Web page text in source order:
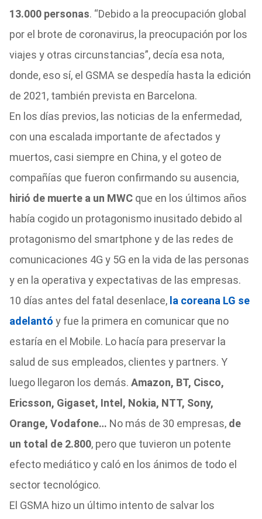
13.000 personas. “Debido a la preocupación global
por el brote de coronavirus, la preocupación por los
viajes y otras circunstancias”, decía esa nota,
donde, eso sí, el GSMA se despedía hasta la edición
de 2021, también prevista en Barcelona.
En los días previos, las noticias de la enfermedad,
con una escalada importante de afectados y
muertos, casi siempre en China, y el goteo de
compañías que fueron confirmando su ausencia,
hirió de muerte a un MWCque en los últimos años
había cogido un protagonismo inusitado debido al
protagonismo del smartphone y de las redes de
comunicaciones 4G y 5G en la vida de las personas
y en la operativa y expectativas de las empresas.
10 días antes del fatal desenlace, la coreana LG se
adelantó y fue la primera en comunicar que no
estaría en el Mobile. Lo hacía para preservar la
salud de sus empleados, clientes y partners. Y
luego llegaron los demás. Amazon, BT, Cisco,
Ericsson, Gigaset, Intel, Nokia, NTT, Sony,
Orange, Vodafone… No más de 30 empresas, de
un total de 2.800, pero que tuvieron un potente
efecto mediático y caló en los ánimos de todo el
sector tecnológico.
El GSMA hizo un último intento de salvar los